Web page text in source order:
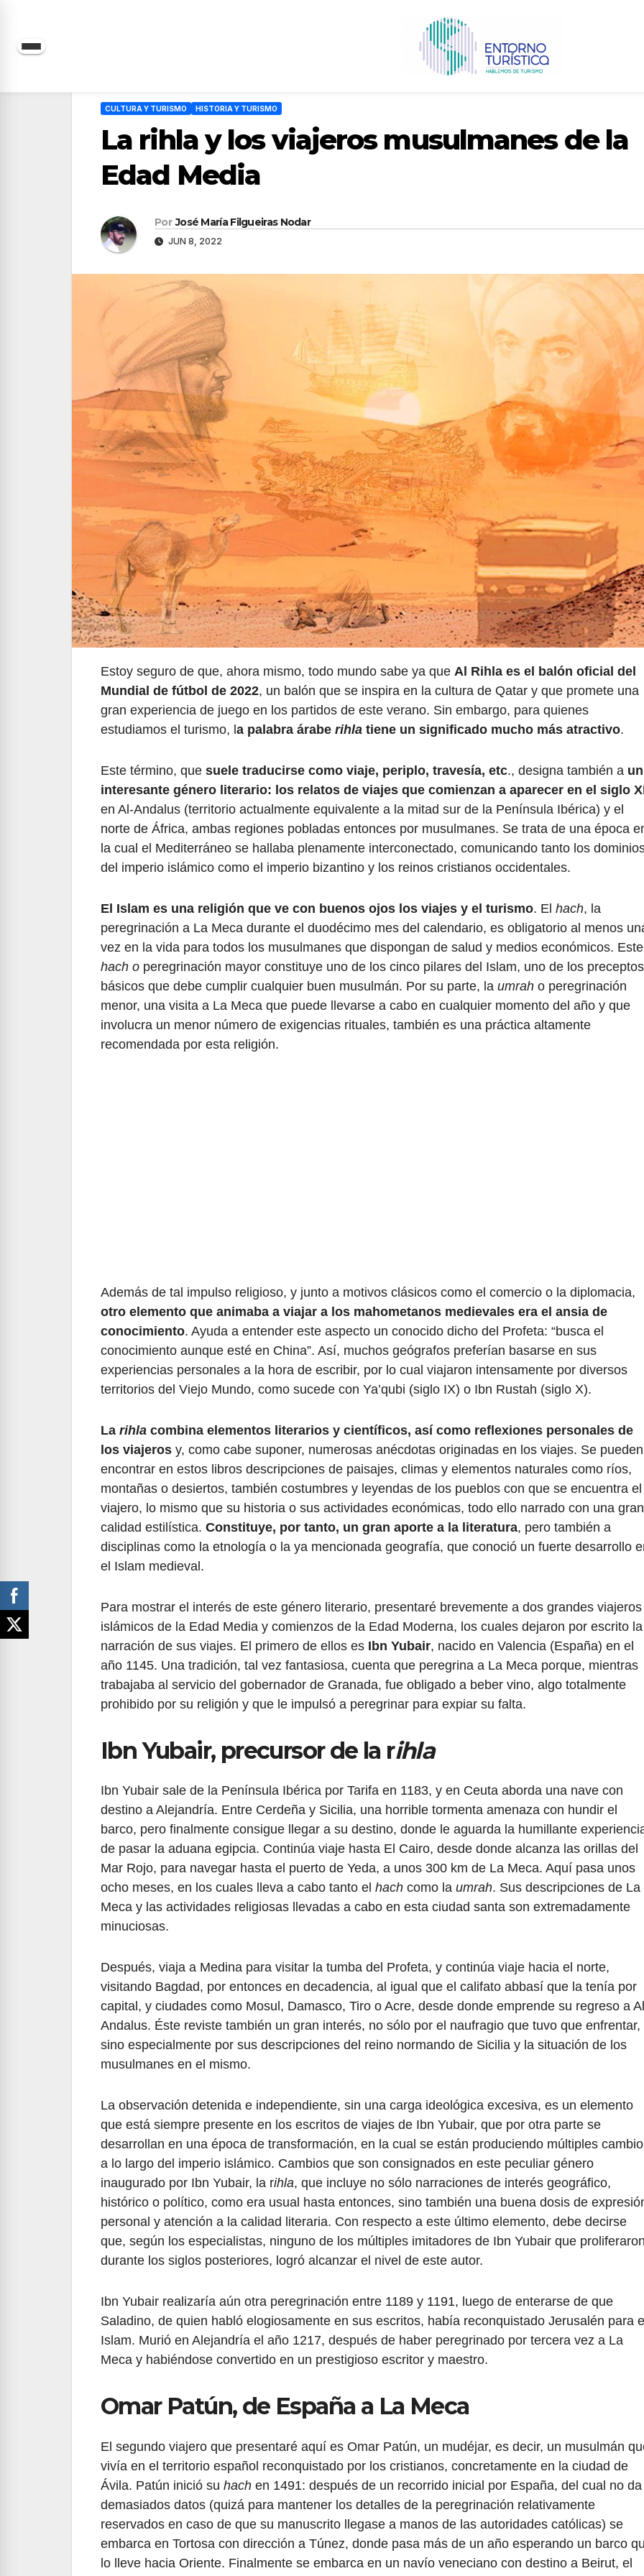
Saltar
CULTURA Y TURISMO HISTORIA Y TURISMO
La rihla y los viajeros musulmanes de la
Edad Media
Por José María Filgueiras Nodar
JUN 8, 2022
Estoy seguro de que, ahora mismo, todo mundo sabe ya que Al Rihla es el balón oficial del
Mundial de fútbol de 2022, un balón que se inspira en la cultura de Qatar y que promete una
gran experiencia de juego en los partidos de este verano. Sin embargo, para quienes
estudiamos el turismo, la palabra árabe rihla tiene un significado mucho más atractivo.
Este término, que suele traducirse como viaje, periplo, travesía, etc., designa también a un
interesante género literario: los relatos de viajes que comienzan a aparecer en el siglo
en Al-Andalus (territorio actualmente equivalente a la mitad sur de la Península Ibérica) y el
norte de África, ambas regiones pobladas entonces por musulmanes. Se trata de una época
la cual el Mediterráneo se hallaba plenamente interconectado, comunicando tanto los
del imperio islámico como el imperio bizantino y los reinos cristianos occidentales.
El Islam es una religión que ve con buenos ojos los viajes y el turismo. El hach, la
peregrinación a La Meca durante el duodécimo mes del calendario, es obligatorio al menos
vez en la vida para todos los musulmanes que dispongan de salud y medios económicos. Este
hach o peregrinación mayor constituye uno de los cinco pilares del Islam, uno de los preceptos
básicos que debe cumplir cualquier buen musulmán. Por su parte, la umrah o peregrinación
menor, una visita a La Meca que puede llevarse a cabo en cualquier momento del año y que
involucra un menor número de exigencias rituales, también es una práctica altamente
recomendada por esta religión.
Además de tal impulso religioso, y junto a motivos clásicos como el comercio o la diplomacia,
otro elemento que animaba a viajar a los mahometanos medievales era el ansia de
conocimiento. Ayuda a entender este aspecto un conocido dicho del Profeta: “busca el
conocimiento aunque esté en China”. Así, muchos geógrafos preferían basarse en sus
experiencias personales a la hora de escribir, por lo cual viajaron intensamente por diversos
territorios del Viejo Mundo, como sucede con Ya’qubi (siglo IX) o Ibn Rustah (siglo X).
La rihla combina elementos literarios y científicos, así como reflexiones personales de
los viajeros y, como cabe suponer, numerosas anécdotas originadas en los viajes. Se pueden
encontrar en estos libros descripciones de paisajes, climas y elementos naturales como ríos,
montañas o desiertos, también costumbres y leyendas de los pueblos con que se encuentra el
viajero, lo mismo que su historia o sus actividades económicas, todo ello narrado con una gran
calidad estilística. Constituye, por tanto, un gran aporte a la literatura, pero también a
disciplinas como la etnología o la ya mencionada geografía, que conoció un fuerte desarrollo
el Islam medieval.
Para mostrar el interés de este género literario, presentaré brevemente a dos grandes viajeros
islámicos de la Edad Media y comienzos de la Edad Moderna, los cuales dejaron por escrito la
narración de sus viajes. El primero de ellos es Ibn Yubair, nacido en Valencia (España) en el
año 1145. Una tradición, tal vez fantasiosa, cuenta que peregrina a La Meca porque, mientras
trabajaba al servicio del gobernador de Granada, fue obligado a beber vino, algo totalmente
prohibido por su religión y que le impulsó a peregrinar para expiar su falta.
Ibn Yubair, precursor de la rihla
Ibn Yubair sale de la Península Ibérica por Tarifa en 1183, y en Ceuta aborda una nave con
destino a Alejandría. Entre Cerdeña y Sicilia, una horrible tormenta amenaza con hundir el
barco, pero finalmente consigue llegar a su destino, donde le aguarda la humillante
de pasar la aduana egipcia. Continúa viaje hasta El Cairo, desde donde alcanza las orillas del
Mar Rojo, para navegar hasta el puerto de Yeda, a unos 300 km de La Meca. Aquí pasa unos
ocho meses, en los cuales lleva a cabo tanto el hach como la umrah. Sus descripciones de La
Meca y las actividades religiosas llevadas a cabo en esta ciudad santa son extremadamente
minuciosas.
Después, viaja a Medina para visitar la tumba del Profeta, y continúa viaje hacia el norte,
visitando Bagdad, por entonces en decadencia, al igual que el califato abbasí que la tenía por
capital, y ciudades como Mosul, Damasco, Tiro o Acre, desde donde emprende su regreso a
Andalus. Éste reviste también un gran interés, no sólo por el naufragio que tuvo que enfrentar,
sino especialmente por sus descripciones del reino normando de Sicilia y la situación de los
musulmanes en el mismo.
La observación detenida e independiente, sin una carga ideológica excesiva, es un elemento
que está siempre presente en los escritos de viajes de Ibn Yubair, que por otra parte se
desarrollan en una época de transformación, en la cual se están produciendo múltiples
a lo largo del imperio islámico. Cambios que son consignados en este peculiar género
inaugurado por Ibn Yubair, la rihla, que incluye no sólo narraciones de interés geográfico,
histórico o político, como era usual hasta entonces, sino también una buena dosis de
personal y atención a la calidad literaria. Con respecto a este último elemento, debe decirse
que, según los especialistas, ninguno de los múltiples imitadores de Ibn Yubair que
durante los siglos posteriores, logró alcanzar el nivel de este autor.
Ibn Yubair realizaría aún otra peregrinación entre 1189 y 1191, luego de enterarse de que
Saladino, de quien habló elogiosamente en sus escritos, había reconquistado Jerusalén para
Islam. Murió en Alejandría el año 1217, después de haber peregrinado por tercera vez a La
Meca y habiéndose convertido en un prestigioso escritor y maestro.
Omar Patún, de España a La Meca
El segundo viajero que presentaré aquí es Omar Patún, un mudéjar, es decir, un musulmán
vivía en el territorio español reconquistado por los cristianos, concretamente en la ciudad de
Ávila. Patún inició su hach en 1491: después de un recorrido inicial por España, del cual no da
demasiados datos (quizá para mantener los detalles de la peregrinación relativamente
reservados en caso de que su manuscrito llegase a manos de las autoridades católicas) se
embarca en Tortosa con dirección a Túnez, donde pasa más de un año esperando un barco
lo lleve hacia Oriente. Finalmente se embarca en un navío veneciano con destino a Beirut, el